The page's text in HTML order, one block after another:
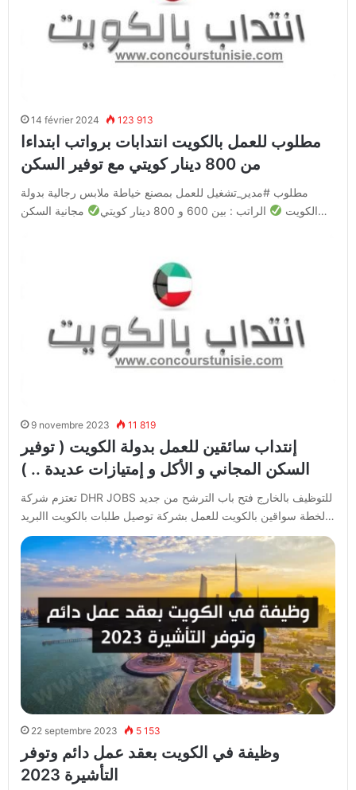
14 février 2024 123 913
مطلوب للعمل بالكويت انتدابات برواتب ابتداءا
من 800 دينار كويتي مع توفير السكن
مطلوب #مدير_تشغيل للعمل بمصنع خياطة ملابس رجالية بدولة
الكويت
الراتب : بين 600 و 800 دينار كويتي مجانية السكن…
9 novembre 2023 11 819
إنتداب سائقين للعمل بدولة الكويت ( توفير
السكن المجاني و الأكل و إمتيازات عديدة .. )
تعتزم شركة DHR JOBS للتوظيف بالخارج فتح باب الترشح من جديد
لخطة سواقين بالكويت للعمل بشركة توصيل طلبات بالكويت االبريد…
22 septembre 2023 5 153
وظيفة في الكويت بعقد عمل دائم وتوفر
التأشيرة 2023